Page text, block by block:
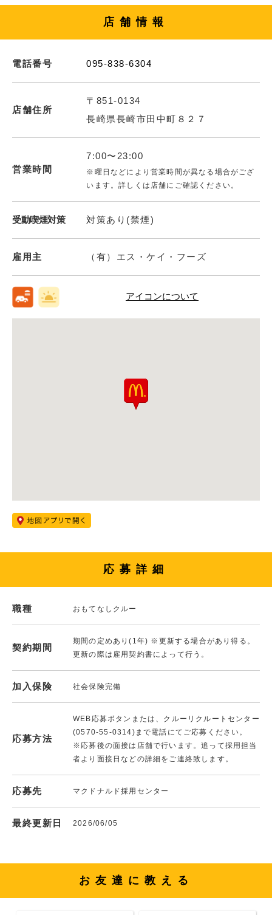
店舗情報
電話番号 095-838-6304
店舗住所
〒851-0134
長崎県長崎市田中町８２７
営業時間
7:00〜23:00
※曜日などにより営業時間が異なる場合がござ
います。詳しくは店舗にご確認ください。
受動喫煙対策 対策あり(禁煙)
雇用主 （有）エス・ケイ・フーズ
アイコンについて
応募詳細
職種 おもてなしクルー
契約期間
期間の定めあり(1年) ※更新する場合があり得る。
更新の際は雇用契約書によって行う。
加入保険 社会保険完備
応募方法
WEB応募ボタンまたは、クルーリクルートセンター
(0570-55-0314)まで電話にてご応募ください。
※応募後の面接は店舗で行います。追って採用担当
者より面接日などの詳細をご連絡致します。
応募先 マクドナルド採用センター
最終更新日 2026/06/05
お友達に教える